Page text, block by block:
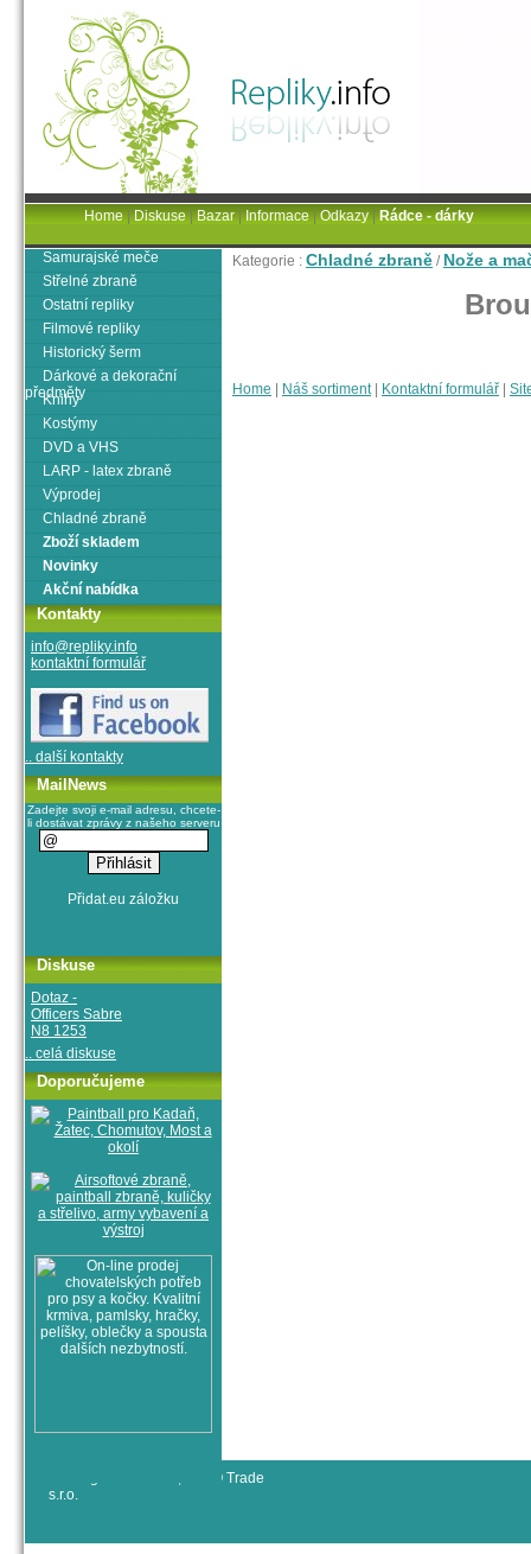
Kategorie : Chladné zbraně / Nože a
Home Náš sortiment| Kontaktní formulář
Samurajské meče
Střelné zbraně
Ostatní repliky
Filmové repliky
Historický šerm
Dárkové a dekorační
předměty
Knihy
Kostýmy
DVD a VHS
LARP - latex zbraně
Výprodej
Chladné zbraně
Zboží skladem
Novinky
Akční nabídka
Kontakty
info@repliky.info
kontaktní formulář
.. další kontakty
MailNews
Zadejte svoji e-mail adresu, chcete-
li dostávat zprávy z našeho serveru
Diskuse
Dotaz -
Officers Sabre
N8 1253
.. celá diskuse
Doporučujeme
Home|Diskuse|Bazar|Informace|Odkazy|Rádce - dárky
© All rights reserved, RYJO Trade
s.r.o.